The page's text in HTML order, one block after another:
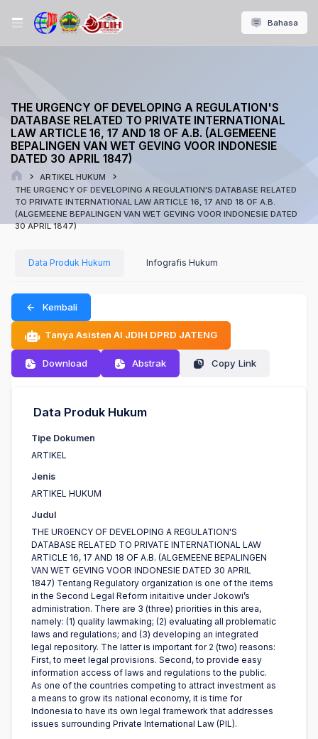
Bahasa
THE URGENCY OF DEVELOPING A REGULATION'S
DATABASE RELATED TO PRIVATE INTERNATIONAL
LAW ARTICLE 16, 17 AND 18 OF A.B. (ALGEMEENE
BEPALINGEN VAN WET GEVING VOOR INDONESIE
DATED 30 APRIL 1847)
ARTIKEL HUKUM
THE URGENCY OF DEVELOPING A REGULATION'S DATABASE RELATED
TO PRIVATE INTERNATIONAL LAW ARTICLE 16, 17 AND 18 OF A.B.
(ALGEMEENE BEPALINGEN VAN WET GEVING VOOR INDONESIE DATED
30 APRIL 1847)
Data Produk Hukum Infografis Hukum
Kembali
Tanya Asisten AI JDIH DPRD JATENG
Download Abstrak Copy Link
Data Produk Hukum
Tipe Dokumen
ARTIKEL
Jenis
ARTIKEL HUKUM
Judul
THE URGENCY OF DEVELOPING A REGULATION'S
DATABASE RELATED TO PRIVATE INTERNATIONAL LAW
ARTICLE 16, 17 AND 18 OF A.B. (ALGEMEENE BEPALINGEN
VAN WET GEVING VOOR INDONESIE DATED 30 APRIL
1847) Tentang Regulatory organization is one of the items
in the Second Legal Reform initaitive under Jokowi’s
administration. There are 3 (three) priorities in this area,
namely: (1) quality lawmaking; (2) evaluating all problematic
laws and regulations; and (3) developing an integrated
legal repository. The latter is important for 2 (two) reasons:
First, to meet legal provisions. Second, to provide easy
information access of laws and regulations to the public.
As one of the countries competing to attract investment as
a means to grow its national economy, it is time for
Indonesia to have its own legal framework that addresses
issues surrounding Private International Law (PIL).